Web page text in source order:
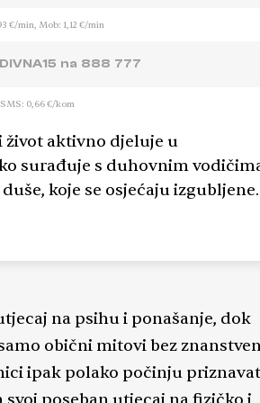
€/min, Mob: 1,12 €/min
na 888 777
SMS: 0,66 €/kom
aktivno djeluje u
surađuje s duhovnim
koje se osjećaju izgubljene,
vibraciju i pomoći
zadovoljstvo pokazati vam
kao pozitivan prostor za
Nudim vam kartu za vaše
se na prošle živote i na
utjecali na budućnost.
na psihu i ponašanje, dok
obični mitovi bez
ipak polako počinju